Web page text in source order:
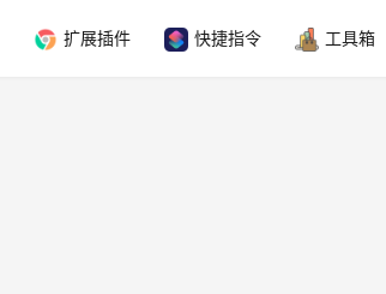
扩展插件 快捷指令 工具箱